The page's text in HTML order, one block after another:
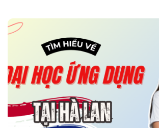
bạn chắc chắn không thể bỏ qua danh
Hãy cùng EFP khám phá qua bài viết dưới